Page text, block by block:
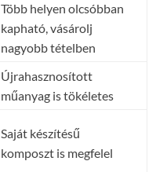
Több helyen olcsóbban
kapható, vásárolj
nagyobb tételben
Újrahasznosított
műanyag is tökéletes
Saját készítésű
komposzt is megfelel